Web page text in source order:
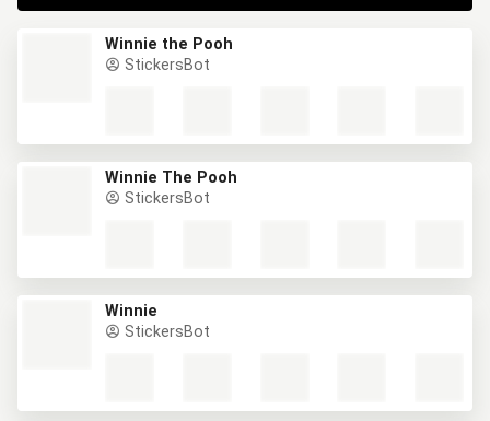
Winnie the Pooh
StickersBot
Winnie The Pooh
StickersBot
Winnie
StickersBot